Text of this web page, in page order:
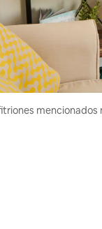
mencionados